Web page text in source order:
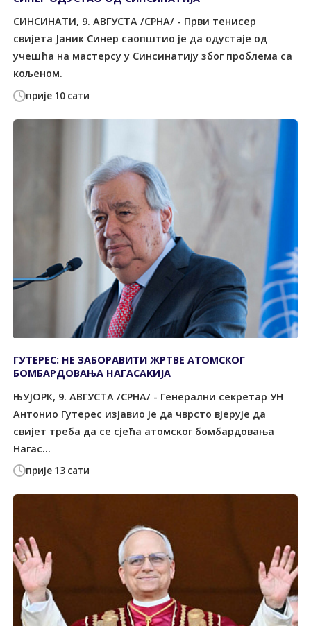
прије 10 сати
СИНСИНАТИ, 9. АВГУСТА /СРНА/ - Први тенисер
свијета Јаник Синер саопштио је да одустаје од
учешћа на мастерсу у Синсинатију због проблема са
кољеном.
прије 13 сати
ГУТЕРЕС: НЕ ЗАБОРАВИТИ ЖРТВЕ АТОМСКОГ
БОМБАРДОВАЊА НАГАСАКИЈА
ЊУЈОРК, 9. АВГУСТА /СРНА/ - Генерални секретар УН
Антонио Гутeрес изјавио је да чврсто вјерује да
свијет треба да се сјећа атомског бомбардовања
Нагас...